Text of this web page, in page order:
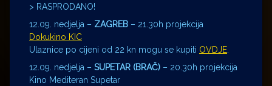
> RASPRODANO!
12.09. nedjelja – ZAGREB – 21.30h projekcija
Dokukino KIC
Ulaznice po cijeni od 22 kn mogu se kupiti OVDJE
12.09. nedjelja – SUPETAR (BRAČ) – 20.30h projekcija
Kino Mediteran Supetar